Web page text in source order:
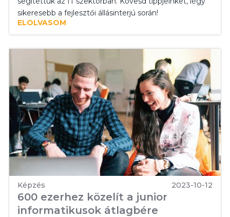
sikeresebb a fejlesztői állásinterjú során!
ELOLVASOM
Képzés 2023-10-12
600 ezerhez közelít a junior
informatikusok átlagbére